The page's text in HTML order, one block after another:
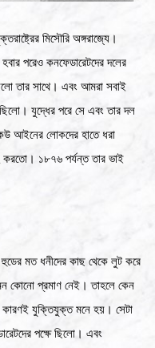
মিসৌরি অঙ্গরাজ্যে।
পরেও কনফেডারেটদের দলের
তার সাথে। এবং আমরা সবাই
যুদ্ধের পরে সে এবং তার দল
আইনের লোকদের হাতে ধরা
১৮৭৬ পর্যন্ত তার ভাই
হুডের মত ধনীদের কাছ থেকে লুট করে
কোনো প্রমাণ নেই। তাহলে কেন
কারণই যুক্তিযুক্ত মনে হয়। সেটা
পক্ষে ছিলো। এবং